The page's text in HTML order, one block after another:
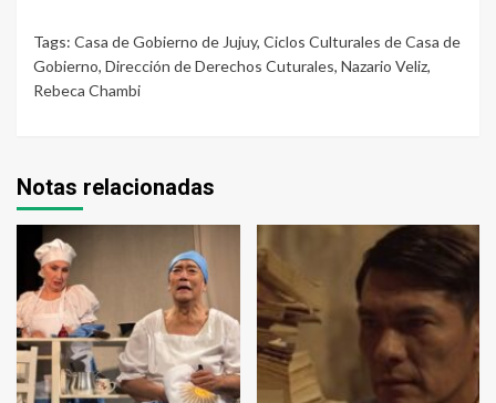
Tags: Casa de Gobierno de Jujuy, Ciclos Culturales de Casa de
Gobierno, Dirección de Derechos Cuturales, Nazario Veliz,
Rebeca Chambi
Notas relacionadas